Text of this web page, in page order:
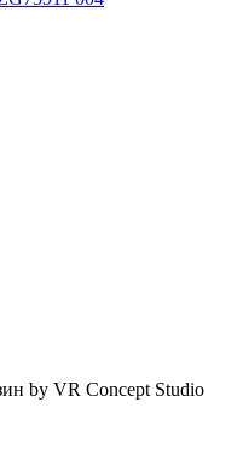
by VR Concept Studio